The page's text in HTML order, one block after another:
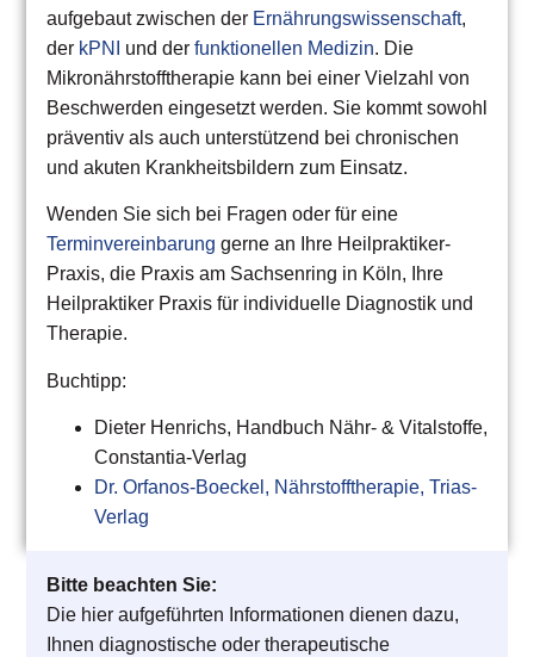
aufgebaut zwischen der Ernährungswissenschaft,
derkPNI und der funktionellen Medizin. Die
Mikronährstofftherapie kann bei einer Vielzahl von
Beschwerden eingesetzt werden. Sie kommt sowohl
präventiv als auch unterstützend bei chronischen
und akuten Krankheitsbildern zum Einsatz.
Wenden Sie sich bei Fragen oder für eine
Terminvereinbarung gerne an Ihre Heilpraktiker-
Praxis, die Praxis am Sachsenring in Köln, Ihre
Heilpraktiker Praxis für individuelle Diagnostik und
Therapie.
Buchtipp:
Dieter Henrichs, Handbuch Nähr- & Vitalstoffe,
Constantia-Verlag
Dr. Orfanos-Boeckel, Nährstofftherapie, Trias-
Verlag
Bitte beachten Sie:
Die hier aufgeführten Informationen dienen dazu,
Ihnen diagnostische oder therapeutische